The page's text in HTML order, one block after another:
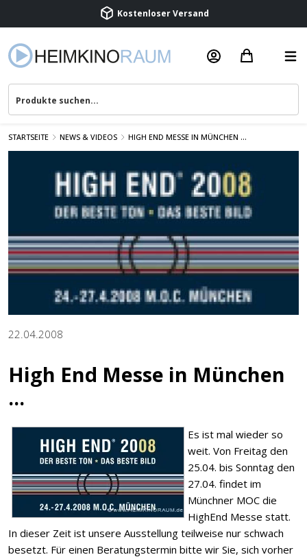
Beratung & Service
STARTSEITE NEWS & VIDEOS HIGH END MESSE IN MÜNCHEN ...
22.04.2008
High End Messe in München
...
Es ist mal wieder so
weit. Von Freitag den
25.04. bis Sonntag den
27.04. findet im
Münchner MOC die
HighEnd Messe statt.
In dieser Zeit ist unsere Ausstellung teilweise nur schwach
besetzt. Für einen Beratungstermin bitte wir Sie, sich vorher